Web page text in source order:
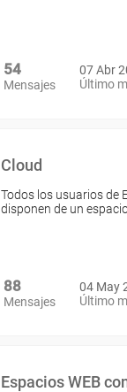
54
Mensajes
07 Abr
Último
Cloud
Todos los usuarios de
disponen de un
88
Mensajes
04 May
Último
Espacios WEB